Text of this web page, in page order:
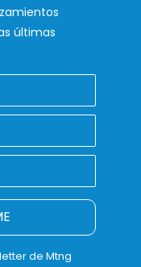
últimas
de Mtng